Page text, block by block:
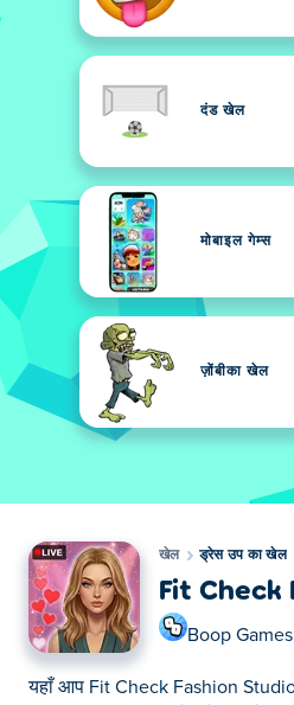
दंड खेल
मोबाइल गेम्स
ज़ोंबीका खेल
खेल ड्रेस उप का खेल
Fit Check
Boop Games
यहाँ आप Fit Check Fashion